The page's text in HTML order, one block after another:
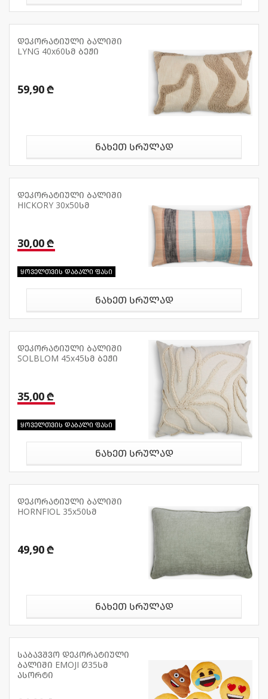
დეკორატიული ბალიში
LYNG 40x60სმ ბეჟი
59,90 ₾
ნახეთ სრულად
დეკორატიული ბალიში
HICKORY 30x50სმ
30,00 ₾
ყოველთვის დაბალი ფასი
ნახეთ სრულად
დეკორატიული ბალიში
SOLBLOM 45x45სმ ბეჟი
35,00 ₾
ყოველთვის დაბალი ფასი
ნახეთ სრულად
დეკორატიული ბალიში
HORNFIOL 35x50სმ
49,90 ₾
ნახეთ სრულად
საბავშვო დეკორატიული
ბალიში EMOJI Ø35სმ
ასორტი